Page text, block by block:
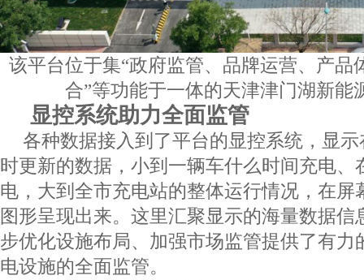
该平台位于集“政府监管、品牌运营、产品
合”等功能于一体的天津津门湖新能
显控系统助力全面监管
各种数据接入到了平台的显控系统，显
时更新的数据，小到一辆车什么时间充电、
电，大到全市充电站的整体运行情况，在屏
图形呈现出来。这里汇聚显示的海量数据
步优化设施布局、加强市场监管提供了有力
电设施的全面监管。